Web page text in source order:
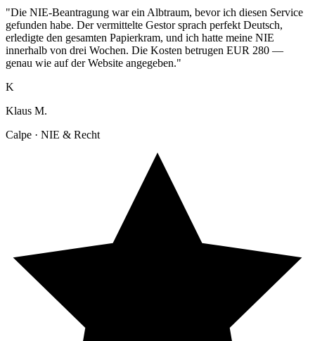
"Die NIE-Beantragung war ein Albtraum, bevor ich diesen Service
gefunden habe. Der vermittelte Gestor sprach perfekt Deutsch,
erledigte den gesamten Papierkram, und ich hatte meine NIE
innerhalb von drei Wochen. Die Kosten betrugen EUR 280 —
genau wie auf der Website angegeben."
K
Klaus M.
Calpe · NIE & Recht